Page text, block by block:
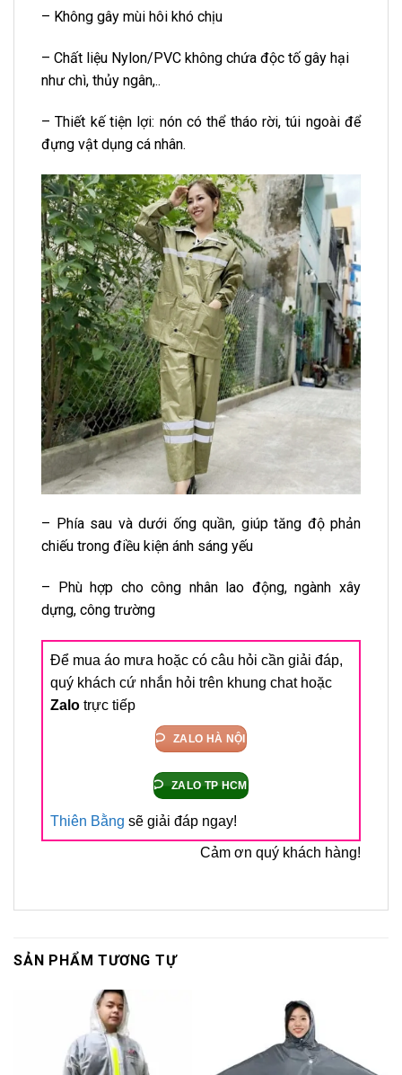
– Không gây mùi hôi khó chịu
– Chất liệu Nylon/PVC không chứa độc tố gây hại
như chì, thủy ngân,..
– Thiết kế tiện lợi: nón có thể tháo rời, túi ngoài để
đựng vật dụng cá nhân.
– Phía sau và dưới ống quần, giúp tăng độ phản
chiếu trong điều kiện ánh sáng yếu
– Phù hợp cho công nhân lao động, ngành xây
dựng, công trường
Để mua áo mưa hoặc có câu hỏi cần giải đáp,
quý khách cứ nhắn hỏi trên khung chat hoặc
Zalo trực tiếp
ZALO HÀ NỘI
ZALO TP HCM
Thiên Bằng sẽ giải đáp ngay!
Cảm ơn quý khách hàng!
SẢN PHẨM TƯƠNG TỰ